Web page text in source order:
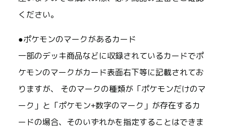
ください。
●ポケモンのマークがあるカード
一部のデッキ商品などに収録されているカードでポ
ケモンのマークがカード表面右下等に記載されてお
りますが、 そのマークの種類が「ポケモンだけのマ
ーク」と「ポケモン+数字のマーク」が存在するカ
ードの場合、そのいずれかを指定することはできま